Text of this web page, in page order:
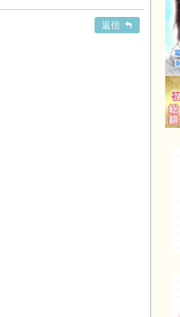
返信